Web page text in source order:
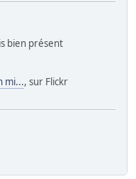
bien présent
mi..., sur Flickr